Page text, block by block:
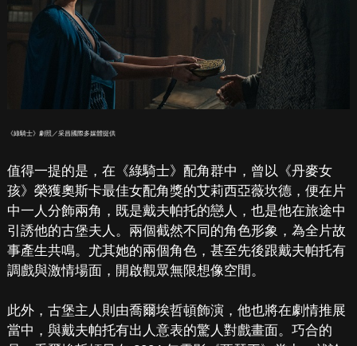
《綠騎士》劇照／采昌國際多媒體提供
值得一提的是，在《綠騎士》配角群中，曾以《丹麥女
孩》榮獲奧斯卡最佳女配角獎的艾莉西亞薇坎德，便在片
中一人分飾兩角，既是戴夫帕托的戀人，也是他在旅途中
引誘他的古堡夫人。兩個截然不同的角色形象，為全片故
事產生共鳴。尤其她的兩個角色，甚至先後跟戴夫帕托有
調戲與激情場面，開啟觀眾無限想像空間。
此外，古堡主人則由喬爾埃哲頓飾演，他也將在劇情推展
當中，與戴夫帕托有出人意表的驚人對戲畫面。巧合的